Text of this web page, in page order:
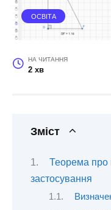
ОСВІТА
НА ЧИТАННЯ
2 хв
Зміст
Теорема про
застосування